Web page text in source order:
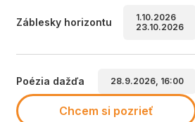
Záblesky horizontu
1.10.2026
23.10.2026
Poézia dažďa 28.9.2026, 16:00
Chcem si pozrieť